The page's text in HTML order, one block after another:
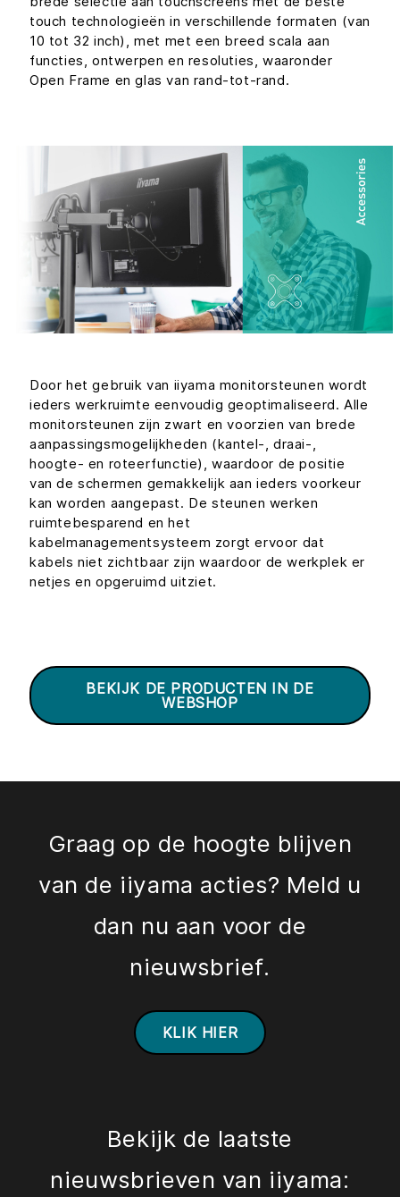
touch technologieën in verschillende formaten (van
10 tot 32 inch), met met een breed scala aan
functies, ontwerpen en resoluties, waaronder
Open Frame en glas van rand-tot-rand.
Door het gebruik van iiyama monitorsteunen wordt
ieders werkruimte eenvoudig geoptimaliseerd. Alle
monitorsteunen zijn zwart en voorzien van brede
aanpassingsmogelijkheden (kantel-, draai-,
hoogte- en roteerfunctie), waardoor de positie
van de schermen gemakkelijk aan ieders voorkeur
kan worden aangepast. De steunen werken
ruimtebesparend en het
kabelmanagementsysteem zorgt ervoor dat
kabels niet zichtbaar zijn waardoor de werkplek er
netjes en opgeruimd uitziet.
BEKIJK DE PRODUCTEN IN DE
WEBSHOP
Graag op de hoogte blijven
van de iiyama acties? Meld u
dan nu aan voor de
nieuwsbrief.
KLIK HIER
Bekijk de laatste
nieuwsbrieven van iiyama: